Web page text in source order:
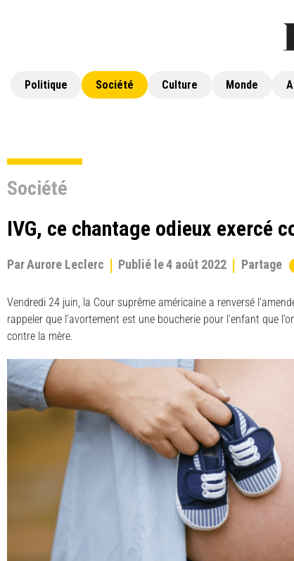
Politique Société Culture Monde
Société
IVG, ce chantage odieux exercé
ParAurore Leclerc Publié le4 août 2022 Partage
Vendredi 24 juin, la Cour suprême américaine a renversé
rappeler que l’avortement est une boucherie pour l’enfant que
contre la mère.